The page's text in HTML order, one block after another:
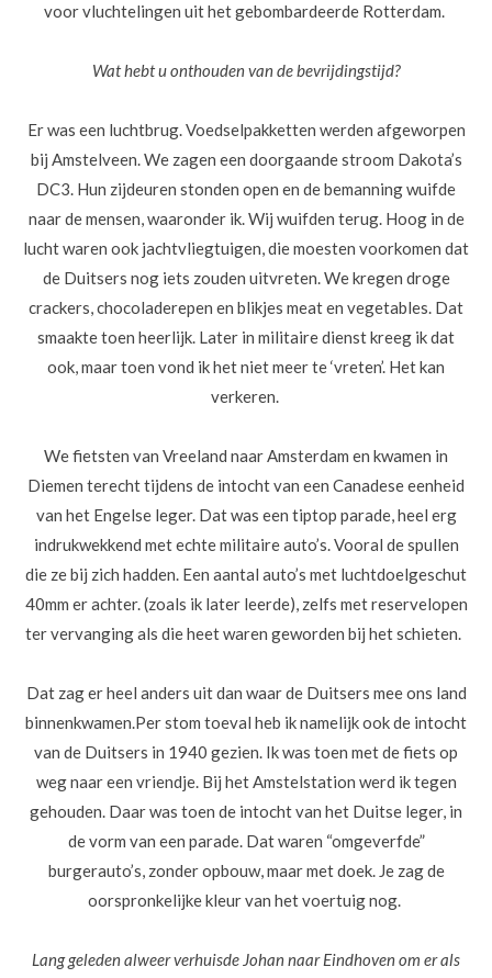
voor vluchtelingen uit het gebombardeerde Rotterdam.
Wat hebt u onthouden van de bevrijdingstijd?
Er was een luchtbrug. Voedselpakketten werden afgeworpen
bij Amstelveen. We zagen een doorgaande stroom Dakota’s
DC3. Hun zijdeuren stonden open en de bemanning wuifde
naar de mensen, waaronder ik. Wij wuifden terug. Hoog in de
lucht waren ook jachtvliegtuigen, die moesten voorkomen dat
de Duitsers nog iets zouden uitvreten. We kregen droge
crackers, chocoladerepen en blikjes meat en vegetables. Dat
smaakte toen heerlijk. Later in militaire dienst kreeg ik dat
ook, maar toen vond ik het niet meer te ‘vreten’. Het kan
verkeren.
We fietsten van Vreeland naar Amsterdam en kwamen in
Diemen terecht tijdens de intocht van een Canadese eenheid
van het Engelse leger. Dat was een tiptop parade, heel erg
indrukwekkend met echte militaire auto’s. Vooral de spullen
die ze bij zich hadden. Een aantal auto’s met luchtdoelgeschut
40mm er achter. (zoals ik later leerde), zelfs met reservelopen
ter vervanging als die heet waren geworden bij het schieten.
Dat zag er heel anders uit dan waar de Duitsers mee ons land
binnenkwamen.Per stom toeval heb ik namelijk ook de intocht
van de Duitsers in 1940 gezien. Ik was toen met de fiets op
weg naar een vriendje. Bij het Amstelstation werd ik tegen
gehouden. Daar was toen de intocht van het Duitse leger, in
de vorm van een parade. Dat waren “omgeverfde”
burgerauto’s, zonder opbouw, maar met doek. Je zag de
oorspronkelijke kleur van het voertuig nog.
Lang geleden alweer verhuisde Johan naar Eindhoven om er als